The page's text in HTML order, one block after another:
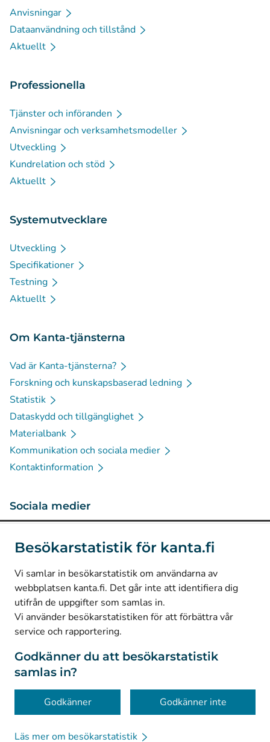
Besökarstatistik för kanta.fi
Vi samlar in besökarstatistik om användarna av
webbplatsen kanta.fi. Det går inte att identifiera dig
utifrån de uppgifter som samlas in.
Vi använder besökarstatistiken för att förbättra vår
service och rapportering.
Godkänner du att besökarstatistik
samlas in?
Godkänner Godkänner inte
Läs mer om besökarstatistik
Anvisningar
Dataanvändning och tillstånd
Aktuellt
Professionella
Tjänster och införanden
Anvisningar och verksamhetsmodeller
Utveckling
Kundrelation och stöd
Aktuellt
Systemutvecklare
Utveckling
Specifikationer
Testning
Aktuellt
Om Kanta-tjänsterna
Vad är Kanta-tjänsterna?
Forskning och kunskapsbaserad ledning
Statistik
Dataskydd och tillgänglighet
Materialbank
Kommunikation och sociala medier
Kontaktinformation
Sociala medier
LinkedIn(Avautuu uuteen välilehteen)
Facebook
Avautuu uuteen välilehteen)
© Kanta-Palvelut, Kansaneläkelaitos
Dataskydd
Om webbplatsen
Tillgänglighet
Kakor